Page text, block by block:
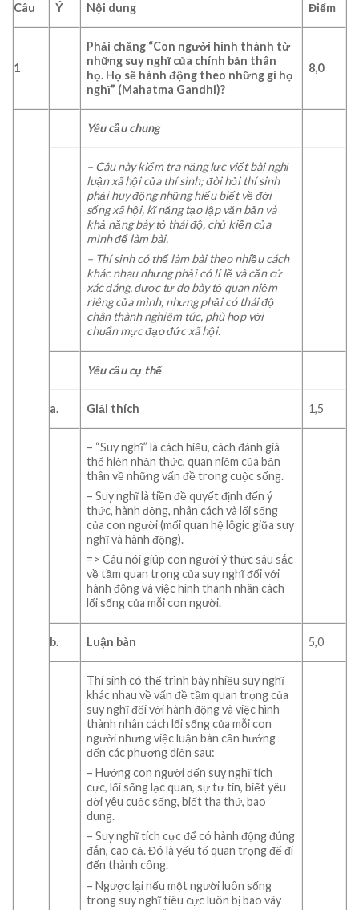
Câu Ý Nội dung Điểm
1
Phải chăng “Con người hình thành từ
những suy nghĩ của chính bản thân
họ. Họ sẽ hành động theo những gì họ
nghĩ” (Mahatma Gandhi)?
8,0
Yêu cầu chung
– Câu này kiểm tra năng lực viết bài nghị
luận xã hội của thí sinh; đòi hỏi thí sinh
phải huy động những hiểu biết về đời
sống xã hội, kĩ năng tạo lập văn bản và
khả năng bày tỏ thái độ, chủ kiến của
mình để làm bài.
– Thí sinh có thể làm bài theo nhiều cách
khác nhau nhưng phải có lí lẽ và căn cứ
xác đáng, được tự do bày tỏ quan niệm
riêng của mình, nhưng phải có thái độ
chân thành nghiêm túc, phù hợp với
chuẩn mực đạo đức xã hội.
Yêu cầu cụ thể
a. Giải thích 1,5
– “Suy nghĩ” là cách hiểu, cách đánh giá
thể hiện nhận thức, quan niệm của bản
thân về những vấn đề trong cuộc sống.
– Suy nghĩ là tiền đề quyết định đến ý
thức, hành động, nhân cách và lối sống
của con người (mối quan hệ lôgic giữa suy
nghĩ và hành động).
=> Câu nói giúp con người ý thức sâu sắc
về tầm quan trọng của suy nghĩ đối với
hành động và việc hình thành nhân cách
lối sống của mỗi con người.
b. Luận bàn 5,0
Thí sinh có thể trình bày nhiều suy nghĩ
khác nhau về vấn đề tầm quan trọng của
suy nghĩ đối với hành động và việc hình
thành nhân cách lối sống của mỗi con
người nhưng việc luận bàn cần hướng
đến các phương diện sau:
– Hướng con người đến suy nghĩ tích
cực, lối sống lạc quan, sự tự tin, biết yêu
đời yêu cuộc sống, biết tha thứ, bao
dung.
– Suy nghĩ tích cực để có hành động đúng
đắn, cao cả. Đó là yếu tố quan trọng để đi
đến thành công.
– Ngược lại nếu một người luôn sống
trong suy nghĩ tiêu cực luôn bị bao vây